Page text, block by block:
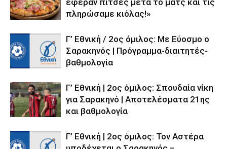
πληρώσαμε κιόλας!»
Γ’ Εθνική / 2ος όμιλος: Με Εύοσμο ο
Σαρακηνός | Πρόγραμμα-διαιτητές-
βαθμολογία
Γ’ Εθνική | 2ος όμιλος: Σπουδαία νίκη
για Σαρακηνό | Αποτελέσματα 21ης
και βαθμολογία
Γ’ Εθνική | 2ος όμιλος: Τον Αστέρα